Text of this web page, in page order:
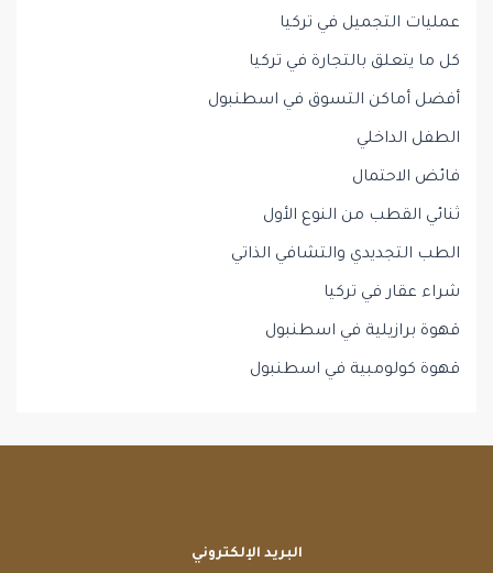
عمليات التجميل في تركيا
كل ما يتعلق بالتجارة في تركيا
أفضل أماكن التسوق في اسطنبول
الطفل الداخلي
فائض الاحتمال
ثنائي القطب من النوع الأول
الطب التجديدي والتشافي الذاتي
شراء عقار في تركيا
قهوة برازيلية في اسطنبول
قهوة كولومبية في اسطنبول
البريد الإلكتروني